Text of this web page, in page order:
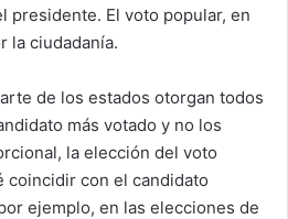
presidente. El voto popular, en
la ciudadanía.
de los estados otorgan todos
más votado y no los
la elección del voto
coincidir con el candidato
ejemplo, en las elecciones de